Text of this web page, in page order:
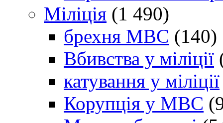
Міліція (1 490)
брехня МВС (140)
Вбивства у міліції
катування у міліції
Корупція у МВС